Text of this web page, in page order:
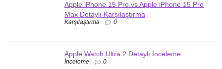
Apple iPhone 15 Pro vs Apple iPhone 15 Pro
Max Detaylı Karşılaştırma
Karşılaştırma 0
Apple Watch Ultra 2 Detaylı İnceleme
İnceleme 0